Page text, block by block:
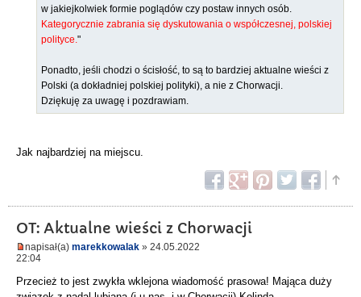
w jakiejkolwiek formie poglądów czy postaw innych osób.
Kategorycznie zabrania się dyskutowania o współczesnej, polskiej
polityce. "
Ponadto, jeśli chodzi o ścisłość, to są to bardziej aktualne wieści z
Polski (a dokładniej polskiej polityki), a nie z Chorwacji.
Dziękuję za uwagę i pozdrawiam.
Jak najbardziej na miejscu.
OT: Aktualne wieści z Chorwacji
napisał(a) marekkowalak » 24.05.2022
22:04
Przecież to jest zwykła wklejona wiadomość prasowa! Mająca duży